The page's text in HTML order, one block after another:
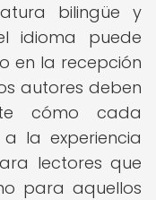
bilingüe y
idioma puede
en la recepción
autores deben
cómo cada
la experiencia
lectores que
para aquellos